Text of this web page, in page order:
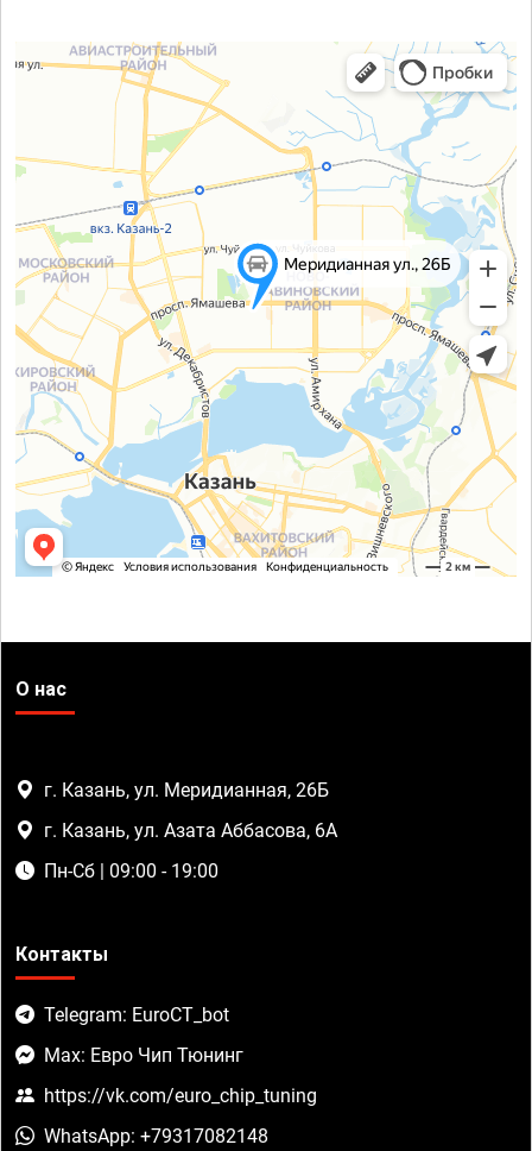
О нас
г. Казань, ул. Меридианная, 26Б
г. Казань, ул. Азата Аббасова, 6А
Пн-Сб | 09:00 - 19:00
Контакты
Telegram: EuroCT_bot
Max: Евро Чип Тюнинг
https://vk.com/euro_chip_tuning
WhatsApp: +79317082148